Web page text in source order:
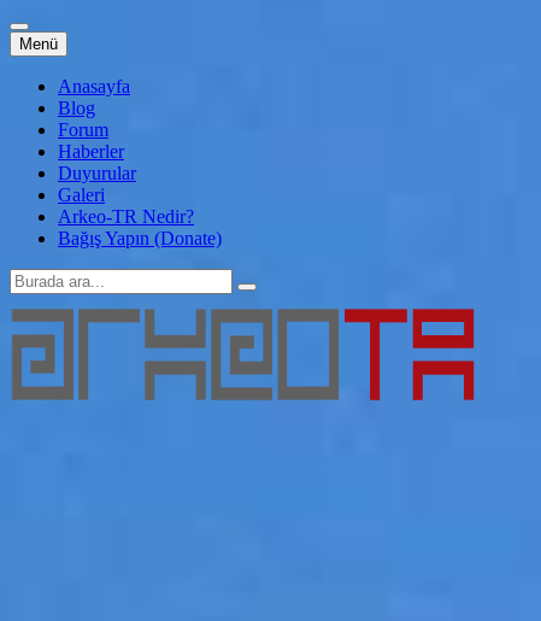
Menü İçeriğe
atla
Anasayfa
Blog
Forum
Haberler
Duyurular
Galeri
Arkeo-TR Nedir?
Bağış Yapın (Donate)
Arama: